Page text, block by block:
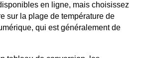
en ligne, mais choisissez
sur la plage de température de
qui est généralement de